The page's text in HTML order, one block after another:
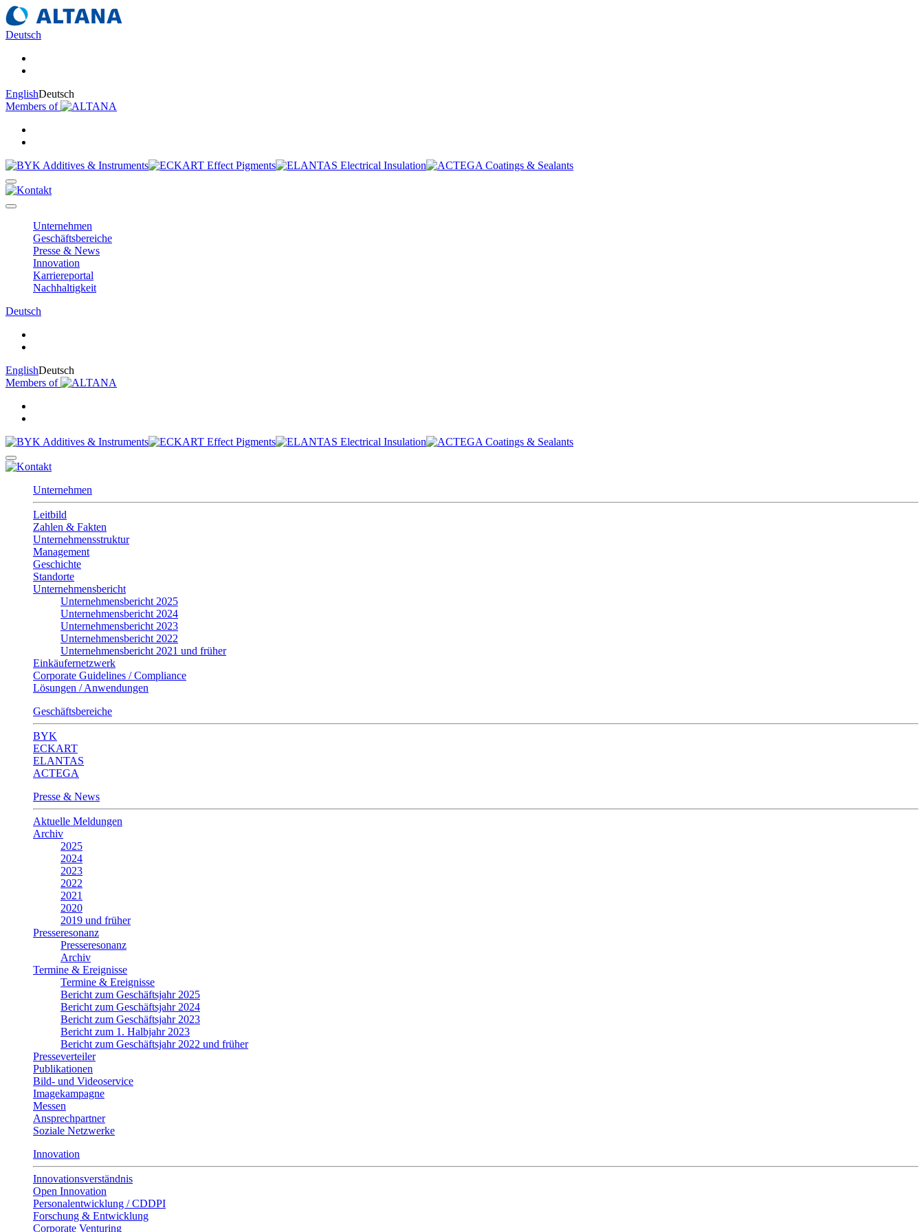
Deutsch
EnglishDeutsch
Members of
Unternehmen
Geschäftsbereiche
Presse & News
Innovation
Karriereportal
Nachhaltigkeit
Deutsch
EnglishDeutsch
Members of
Unternehmen
Leitbild
Zahlen & Fakten
Unternehmensstruktur
Management
Geschichte
Standorte
Unternehmensbericht
Unternehmensbericht 2025
Unternehmensbericht 2024
Unternehmensbericht 2023
Unternehmensbericht 2022
Unternehmensbericht 2021 und früher
Einkäufernetzwerk
Corporate Guidelines / Compliance
Lösungen / Anwendungen
Geschäftsbereiche
BYK
ECKART
ELANTAS
ACTEGA
Presse & News
Aktuelle Meldungen
Archiv
2025
2024
2023
2022
2021
2020
2019 und früher
Presseresonanz
Presseresonanz
Archiv
Termine & Ereignisse
Termine & Ereignisse
Bericht zum Geschäftsjahr 2025
Bericht zum Geschäftsjahr 2024
Bericht zum Geschäftsjahr 2023
Bericht zum 1. Halbjahr 2023
Bericht zum Geschäftsjahr 2022 und früher
Presseverteiler
Publikationen
Bild- und Videoservice
Imagekampagne
Messen
Ansprechpartner
Soziale Netzwerke
Innovation
Innovationsverständnis
Open Innovation
Personalentwicklung / CDDPI
Forschung & Entwicklung
Corporate Venturing